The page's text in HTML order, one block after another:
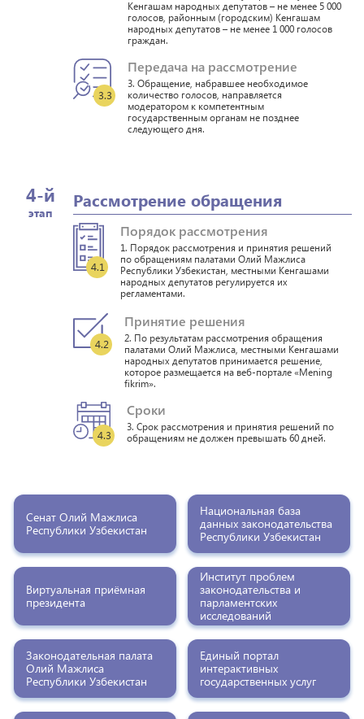
Кенгашам народных депутатов – не менее 5 000
голосов, районным (городским) Кенгашам
народных депутатов – не менее 1 000 голосов
граждан.
3.3
Передача на рассмотрение
3. Обращение, набравшее необходимое
количество голосов, направляется
модератором к компетентным
государственным органам не позднее
следующего дня.
4-й
этап
Рассмотрение обращения
4.1
Порядок рассмотрения
1. Порядок рассмотрения и принятия решений
по обращениям палатами Олий Мажлиса
Республики Узбекистан, местными Кенгашами
народных депутатов регулируется их
регламентами.
4.2
Принятие решения
2. По результатам рассмотрения обращения
палатами Олий Мажлиса, местными Кенгашами
народных депутатов принимается решение,
которое размещается на веб-портале «Mening
fikrim».
4.3
Сроки
3. Срок рассмотрения и принятия решений по
обращениям не должен превышать 60 дней.
Сенат Олий Мажлиса
Республики Узбекистан
Национальная база
данных законодательства
Республики Узбекистан
Виртуальная приёмная
президента
Институт проблем
законодательства и
парламентских
исследований
Законодательная палата
Олий Мажлиса
Республики Узбекистан
Единый портал
интерактивных
государственных услуг